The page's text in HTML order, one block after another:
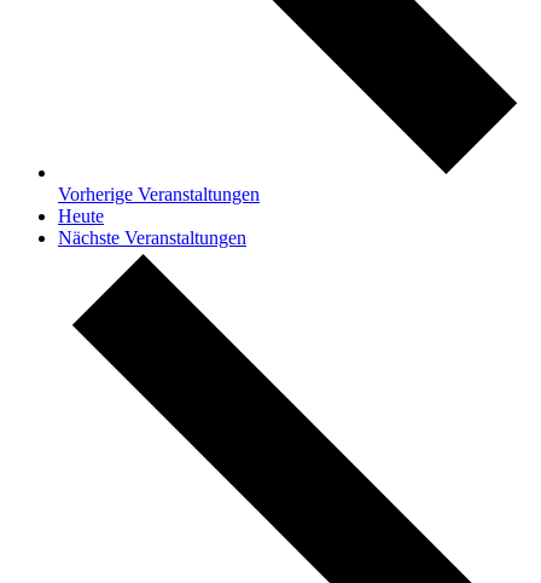
Vorherige Veranstaltungen
Heute
Nächste Veranstaltungen